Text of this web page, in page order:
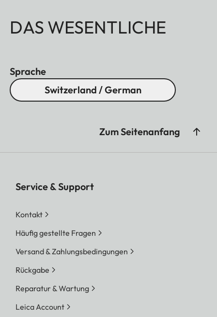
DAS WESENTLICHE
Sprache
Switzerland / German
Zum Seitenanfang
Service & Support
Kontakt
Häufig gestellte Fragen
Versand & Zahlungsbedingungen
Rückgabe
Reparatur & Wartung
Leica Account